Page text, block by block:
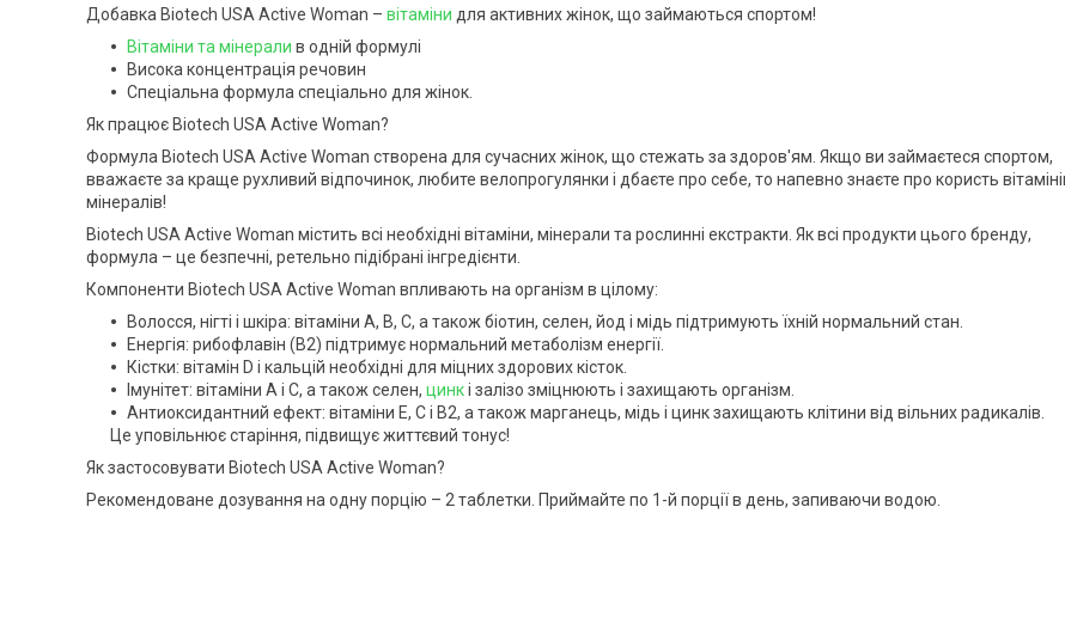
Добавка Biotech USA Active Woman – вітаміни для активних жінок, що займаються спортом!
Вітаміни та мінерали в одній формулі
Висока концентрація речовин
Спеціальна формула спеціально для жінок.
Як працює Biotech USA Active Woman?
Формула Biotech USA Active Woman створена для сучасних жінок, що стежать за здоров'ям. Якщо ви займаєтеся спортом,
вважаєте за краще рухливий відпочинок, любите велопрогулянки і дбаєте про себе, то напевно знаєте про користь
мінералів!
Biotech USA Active Woman містить всі необхідні вітаміни, мінерали та рослинні екстракти. Як всі продукти цього бренду,
формула – це безпечні, ретельно підібрані інгредієнти.
Компоненти Biotech USA Active Woman впливають на організм в цілому:
Волосся, нігті і шкіра: вітаміни A, B, C, а також біотин, селен, йод і мідь підтримують їхній нормальний стан.
Енергія: рибофлавін (B2) підтримує нормальний метаболізм енергії.
Кістки: вітамін D і кальцій необхідні для міцних здорових кісток.
Імунітет: вітаміни A і C, а також селен, цинкі залізо зміцнюють і захищають організм.
Антиоксидантний ефект: вітаміни E, C і B2, а також марганець, мідь і цинк захищають клітини від вільних радикалів.
Це уповільнює старіння, підвищує життєвий тонус!
Як застосовувати Biotech USA Active Woman?
Рекомендоване дозування на одну порцію – 2 таблетки. Приймайте по 1-й порції в день, запиваючи водою.